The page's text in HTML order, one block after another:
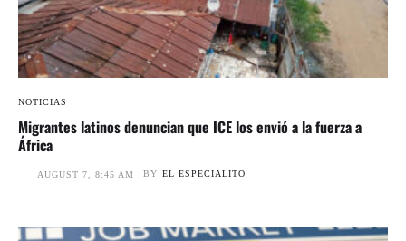
NOTICIAS
Migrantes latinos denuncian que ICE los envió a la fuerza a
África
AUGUST 7, 8:45 AM BY EL ESPECIALITO